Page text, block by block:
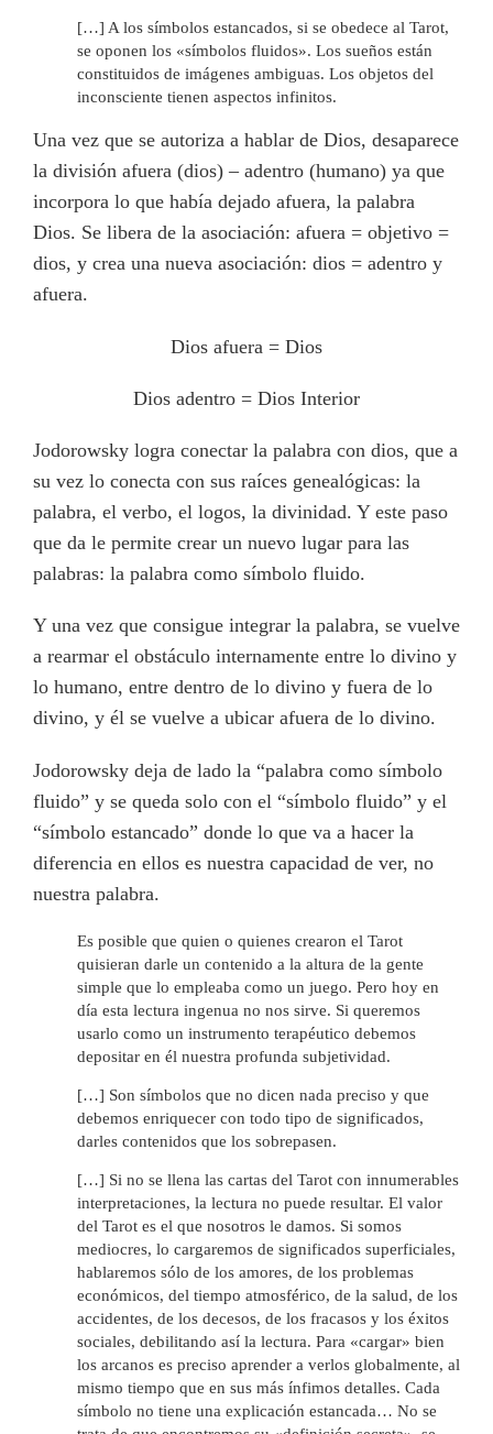
[…] A los símbolos estancados, si se obedece al Tarot,
se oponen los «símbolos fluidos». Los sueños están
constituidos de imágenes ambiguas. Los objetos del
inconsciente tienen aspectos infinitos.
Una vez que se autoriza a hablar de Dios, desaparece
la división afuera (dios) – adentro (humano) ya que
incorpora lo que había dejado afuera, la palabra
Dios. Se libera de la asociación: afuera = objetivo =
dios, y crea una nueva asociación: dios = adentro y
afuera.
Dios afuera = Dios
Dios adentro = Dios Interior
Jodorowsky logra conectar la palabra con dios, que a
su vez lo conecta con sus raíces genealógicas: la
palabra, el verbo, el logos, la divinidad. Y este paso
que da le permite crear un nuevo lugar para las
palabras: la palabra como símbolo fluido.
Y una vez que consigue integrar la palabra, se vuelve
a rearmar el obstáculo internamente entre lo divino y
lo humano, entre dentro de lo divino y fuera de lo
divino, y él se vuelve a ubicar afuera de lo divino.
Jodorowsky deja de lado la “palabra como símbolo
fluido” y se queda solo con el “símbolo fluido” y el
“símbolo estancado” donde lo que va a hacer la
diferencia en ellos es nuestra capacidad de ver, no
nuestra palabra.
Es posible que quien o quienes crearon el Tarot
quisieran darle un contenido a la altura de la gente
simple que lo empleaba como un juego. Pero hoy en
día esta lectura ingenua no nos sirve. Si queremos
usarlo como un instrumento terapéutico debemos
depositar en él nuestra profunda subjetividad.
[…] Son símbolos que no dicen nada preciso y que
debemos enriquecer con todo tipo de significados,
darles contenidos que los sobrepasen.
[…] Si no se llena las cartas del Tarot con innumerables
interpretaciones, la lectura no puede resultar. El valor
del Tarot es el que nosotros le damos. Si somos
mediocres, lo cargaremos de significados superficiales,
hablaremos sólo de los amores, de los problemas
económicos, del tiempo atmosférico, de la salud, de los
accidentes, de los decesos, de los fracasos y los éxitos
sociales, debilitando así la lectura. Para «cargar» bien
los arcanos es preciso aprender a verlos globalmente, al
mismo tiempo que en sus más ínfimos detalles. Cada
símbolo no tiene una explicación estancada… No se